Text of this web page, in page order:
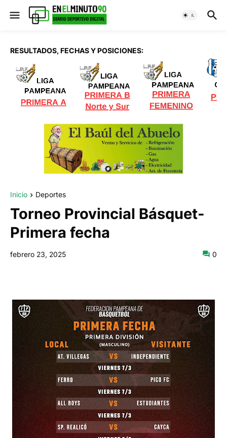
RESULTADOS, FECHAS Y POSICIONES:
Inicio Deportes
Torneo Provincial Básquet-
Primera fecha
febrero 23, 2025 0